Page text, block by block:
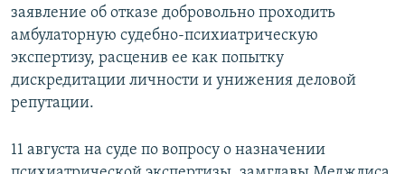
заявление об отказе добровольно проходить
амбулаторную судебно-психиатрическую
экспертизу, расценив ее как попытку
дискредитации личности и унижения деловой
репутации.
11 августа на суде по вопросу о назначении